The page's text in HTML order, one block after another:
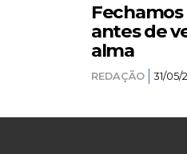
antes de
alma
REDAÇÃO 31/05/